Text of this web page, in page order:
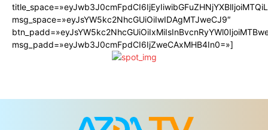
msg_space=»eyJsYW5kc2NhcGUiOiIwIDAgMTJweCJ9″
msg_padd=»eyJwb3J0cmFpdCI6IjZweCAxMHB4In0=»]